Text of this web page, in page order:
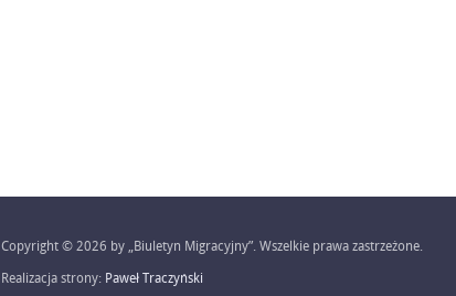
Copyright © 2026 by „Biuletyn Migracyjny”. Wszelkie prawa zastrzeżone.
Realizacja strony: Paweł Traczyński